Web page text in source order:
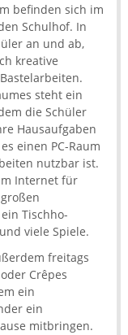
befinden sich im
Schulhof. In
an und ab,
kreative
steht ein
die Schüler
Hausaufgaben
einen PC-Raum
nutzbar ist.
Internet für
Tischho­
viele Spiele.
freitags
Crêpes
ein
ein
mit­bringen.